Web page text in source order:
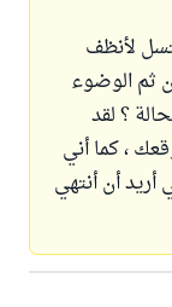
لأنظف
ثم الوضوء
؟ لقد
، كما أني
أن أنتهي